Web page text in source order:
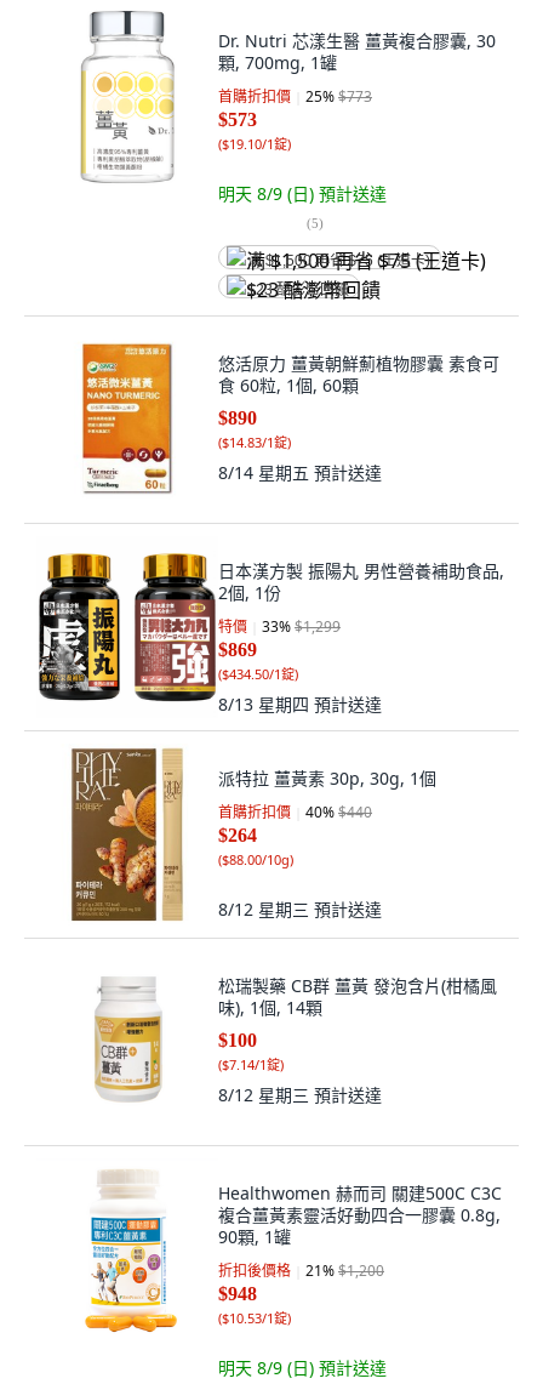
Dr. Nutri 芯漾生醫 薑黃複合膠囊, 30
顆, 700mg, 1罐
首購折扣價 25%$773
$573
($19.10/1錠)
明天 8/9 (日) 預計送達
(5)
满 $1,500 再省 $75 (王道卡)
$23 酷澎幣回饋
悠活原力 薑黃朝鮮薊植物膠囊 素食可
食 60粒, 1個, 60顆
$890
($14.83/1錠)
8/14 星期五 預計送達
日本漢方製 振陽丸 男性營養補助食品,
2個, 1份
特價 33%$1,299
$869
($434.50/1錠)
8/13 星期四 預計送達
派特拉 薑黃素 30p, 30g, 1個
首購折扣價 40%$440
$264
($88.00/10g)
8/12 星期三 預計送達
松瑞製藥 CB群 薑黃 發泡含片(柑橘風
味), 1個, 14顆
$100
($7.14/1錠)
8/12 星期三 預計送達
Healthwomen 赫而司 關建500C C3C
複合薑黃素靈活好動四合一膠囊 0.8g,
90顆, 1罐
折扣後價格 21%$1,200
$948
($10.53/1錠)
明天 8/9 (日) 預計送達